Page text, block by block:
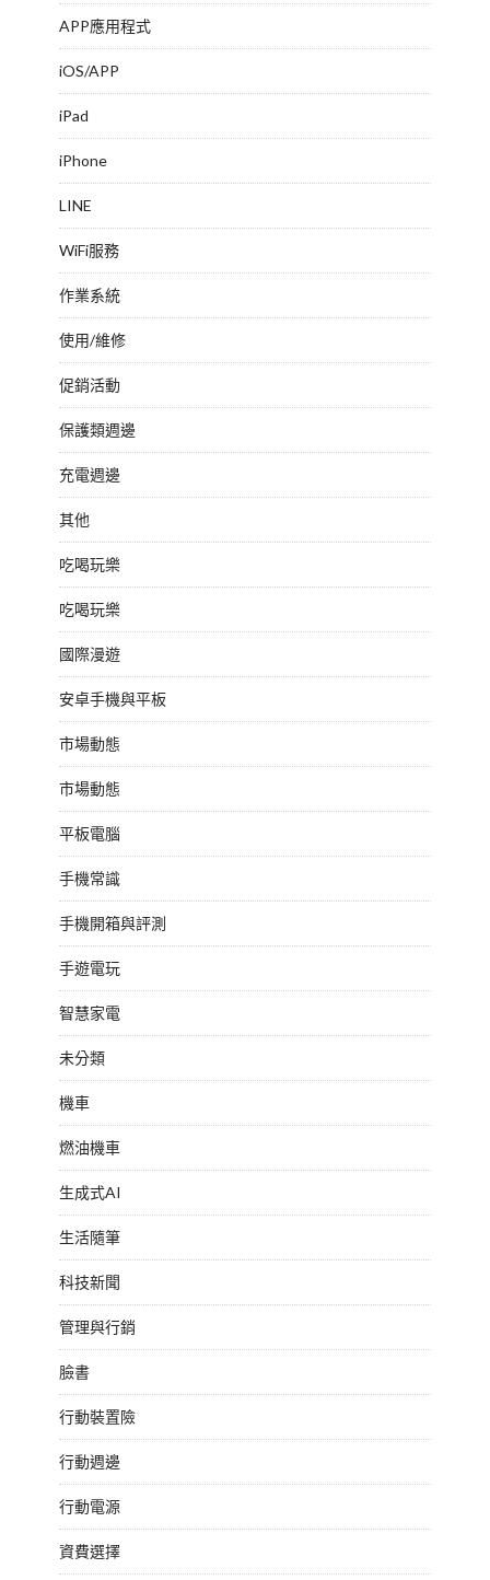
APP應用程式
iOS/APP
iPad
iPhone
LINE
WiFi服務
作業系統
使用/維修
促銷活動
保護類週邊
充電週邊
其他
吃喝玩樂
吃喝玩樂
國際漫遊
安卓手機與平板
市場動態
市場動態
平板電腦
手機常識
手機開箱與評測
手遊電玩
智慧家電
未分類
機車
燃油機車
生成式AI
生活隨筆
科技新聞
管理與行銷
臉書
行動裝置險
行動週邊
行動電源
資費選擇